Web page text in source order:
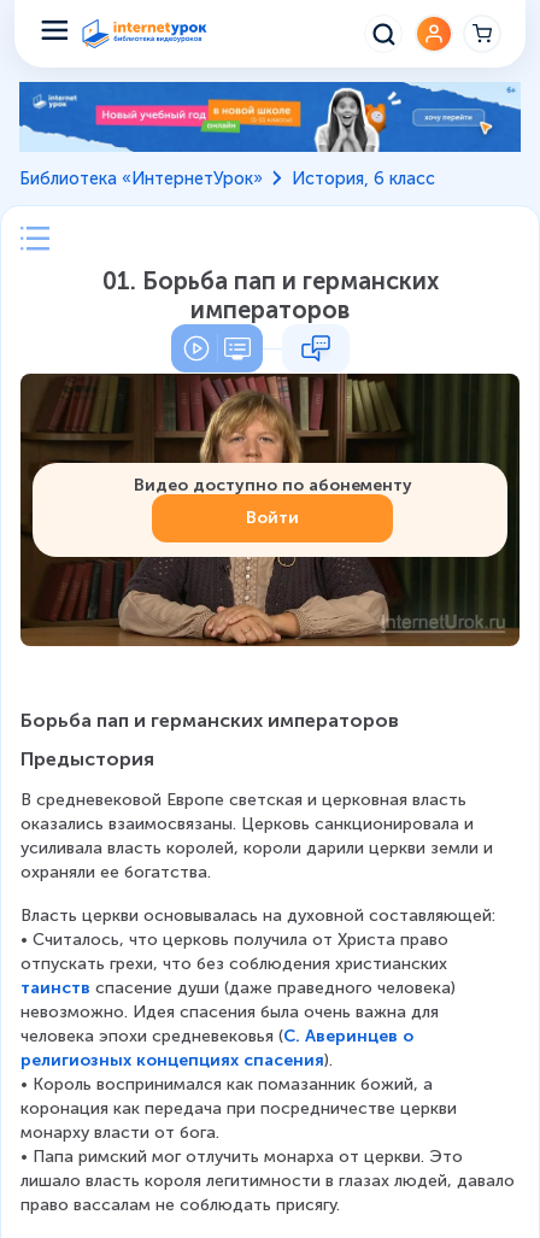
Библиотека «ИнтернетУрок» История, 6 класс
01. Борьба пап и германских
императоров
Видео доступно по абонементу
Войти
Борьба пап и германских императоров
Предыстория
В средневековой Европе светская и церковная власть
оказались взаимосвязаны. Церковь санкционировала и
усиливала власть королей, короли дарили церкви земли и
охраняли ее богатства.
Власть церкви основывалась на духовной составляющей:
• Считалось, что церковь получила от Христа право
отпускать грехи, что без соблюдения христианских
таинств спасение души (даже праведного человека)
невозможно. Идея спасения была очень важна для
человека эпохи средневековья (С. Аверинцев о
религиозных концепциях спасения).
• Король воспринимался как помазанник божий, а
коронация как передача при посредничестве церкви
монарху власти от бога.
• Папа римский мог отлучить монарха от церкви. Это
лишало власть короля легитимности в глазах людей, давало
право вассалам не соблюдать присягу.